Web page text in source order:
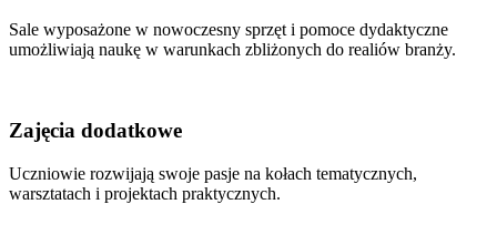
Sale wyposażone w nowoczesny sprzęt i pomoce dydaktyczne
umożliwiają naukę w warunkach zbliżonych do realiów branży.
Zajęcia dodatkowe
Uczniowie rozwijają swoje pasje na kołach tematycznych,
warsztatach i projektach praktycznych.